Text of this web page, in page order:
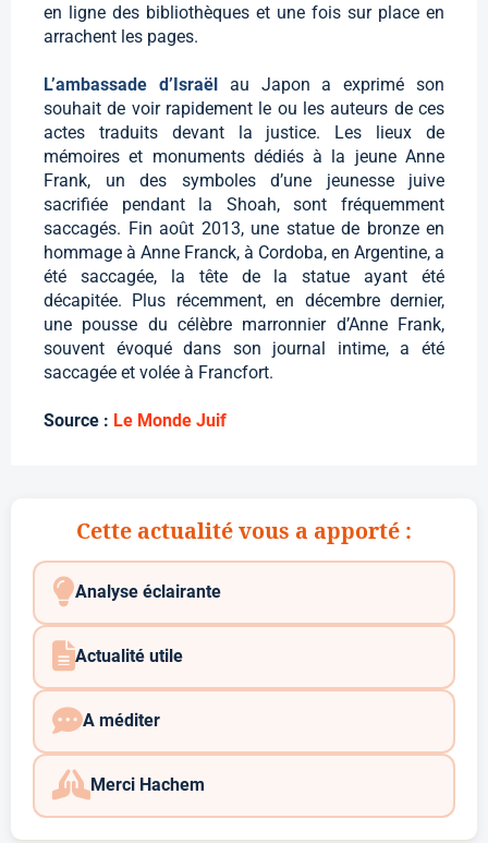
en ligne des bibliothèques et une fois sur place en
arrachent les pages.
L’ambassade d’Israël au Japon a exprimé son
souhait de voir rapidement le ou les auteurs de ces
actes traduits devant la justice. Les lieux de
mémoires et monuments dédiés à la jeune Anne
Frank, un des symboles d’une jeunesse juive
sacrifiée pendant la Shoah, sont fréquemment
saccagés. Fin août 2013, une statue de bronze en
hommage à Anne Franck, à Cordoba, en Argentine, a
été saccagée, la tête de la statue ayant été
décapitée. Plus récemment, en décembre dernier,
une pousse du célèbre marronnier d’Anne Frank,
souvent évoqué dans son journal intime, a été
saccagée et volée à Francfort.
Source : Le Monde Juif
Cette actualité vous a apporté :
Analyse éclairante
Actualité utile
A méditer
Merci Hachem